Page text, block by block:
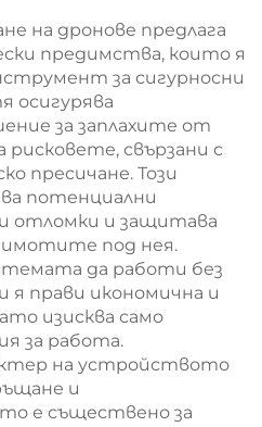
определяне на
посоката)
на дронове предлага
предимства, които я
за сигурносни
осигурява
за заплахите от
рисковете, свързани с
пресичане. Този
потенциални
отломки и защитава
имотите под нея.
да работи без
я прави икономична и
изисква само
за работа.
на устройството
и
е съществено за